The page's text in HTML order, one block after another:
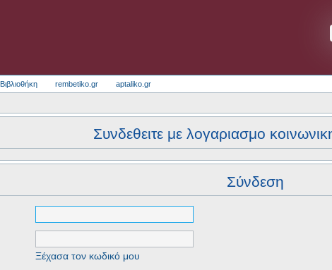
Βιβλιοθήκη rembetiko.gr aptaliko.gr
Συνδεθειτε με λογαριασμο
Σύνδεση
Ξέχασα τον κωδικό μου